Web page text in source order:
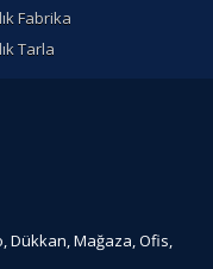
Fabrika
Tarla
Dükkan, Mağaza, Ofis,